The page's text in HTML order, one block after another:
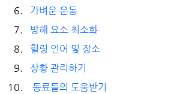
가벼운 운동
방해 요소 최소화
힐링 언어 및 장소
상황 관리하기
동료들의 도움받기